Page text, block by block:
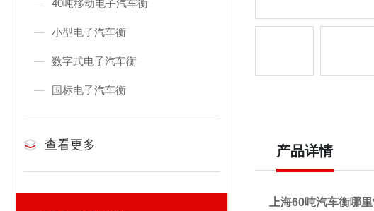
40吨移动电子汽车衡
小型电子汽车衡
数字式电子汽车衡
国标电子汽车衡
查看更多 产品详情
上海60吨汽车衡哪